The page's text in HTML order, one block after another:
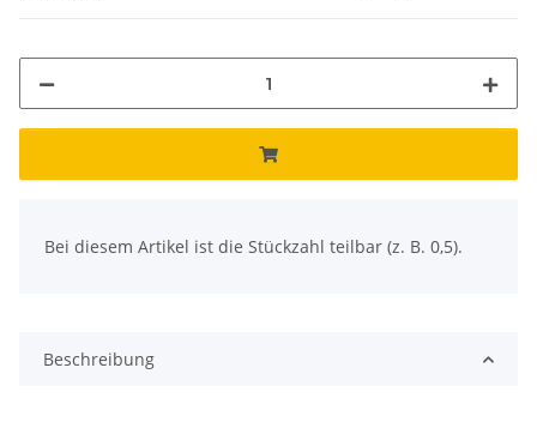
Bei diesem Artikel ist die Stückzahl teilbar (z. B. 0,5).
Beschreibung